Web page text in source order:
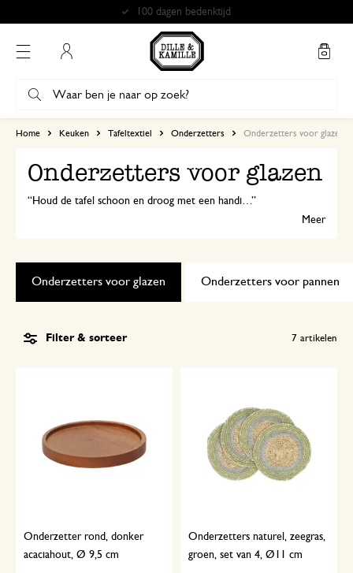
100 dagen bedenktijd
Home Keuken Tafeltextiel Onderzetters Onderzetters voor glazen
Onderzetters voor glazen
Houd de tafel schoon en droog met een handige onderzetter voor glazen. Zo geniet je van een heerlijke kop thee of koud glas limonade én bescherm je je tafel tegen hitte en waterkringen.
Meer
Onderzetters voor glazen Onderzetters voor pannen
Filter & sorteer 7 artikelen
Onderzetter rond, donker
acaciahout, Ø 9,5 cm
Onderzetters naturel, zeegras,
groen, set van 4, Ø11 cm